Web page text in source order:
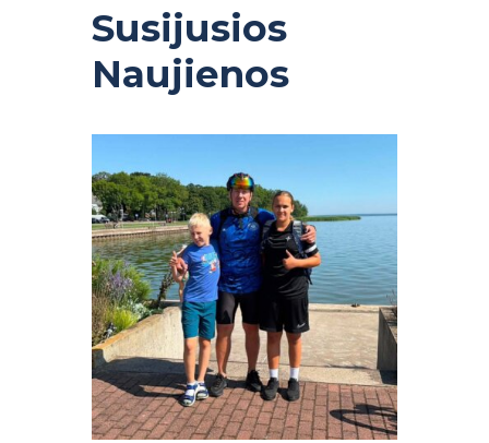
Susijusios
Naujienos